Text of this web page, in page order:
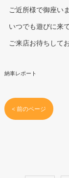
ご近所様で御座い
いつでも遊びに来
ご来店お待ちして
納車レポート
< 前のページ